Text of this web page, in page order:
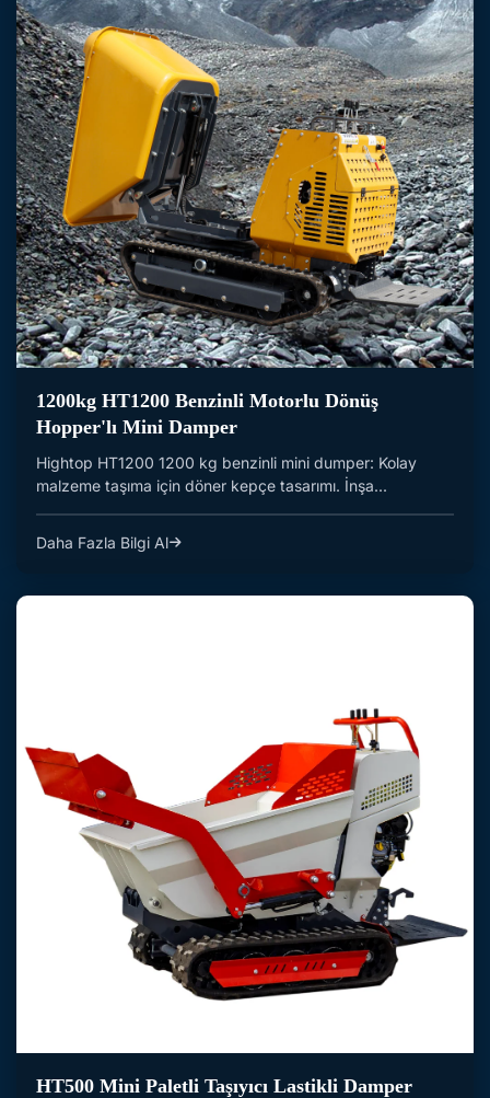
1200kg HT1200 Benzinli Motorlu Dönüş
Hopper'lı Mini Damper
Hightop HT1200 1200 kg benzinli mini dumper: Kolay
malzeme taşıma için döner kepçe tasarımı. İnşa...
Daha Fazla Bilgi Al
HT500 Mini Paletli Taşıyıcı Lastikli Damper